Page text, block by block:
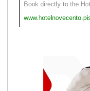
Book directly to the